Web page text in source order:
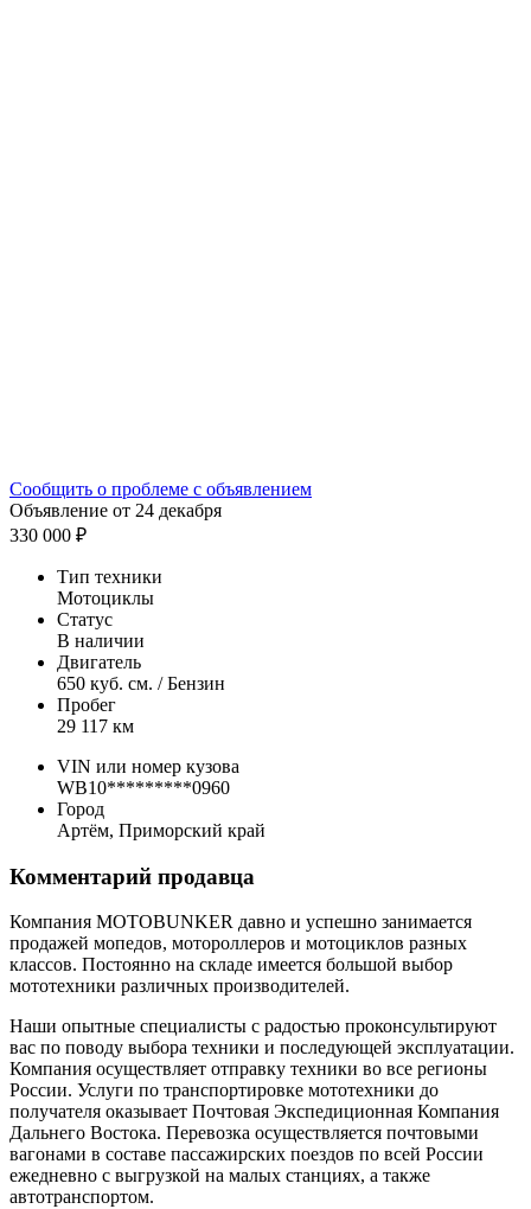
Сообщить о проблеме с объявлением
Объявление от 24 декабря
330 000 ₽
Тип техники
Мотоциклы
Статус
В наличии
Двигатель
650 куб. см. / Бензин
Пробег
29 117 км
VIN или номер кузова
WB10*********0960
Город
Артём, Приморский край
Комментарий продавца
Компания MOTOBUNKER давно и успешно занимается
продажей мопедов, мотороллеров и мотоциклов разных
классов. Постоянно на складе имеется большой выбор
мототехники различных производителей.
Наши опытные специалисты с радостью проконсультируют
вас по поводу выбора техники и последующей эксплуатации.
Компания осуществляет отправку техники во все регионы
России. Услуги по транспортировке мототехники до
получателя оказывает Почтовая Экспедиционная Компания
Дальнего Востока. Перевозка осуществляется почтовыми
вагонами в составе пассажирских поездов по всей России
ежедневно с выгрузкой на малых станциях, а также
автотранспортом.